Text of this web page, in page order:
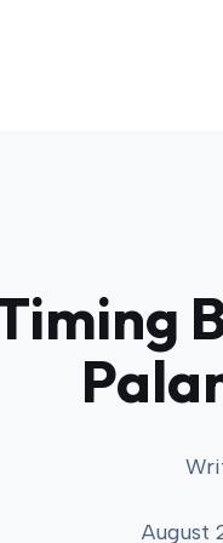
August